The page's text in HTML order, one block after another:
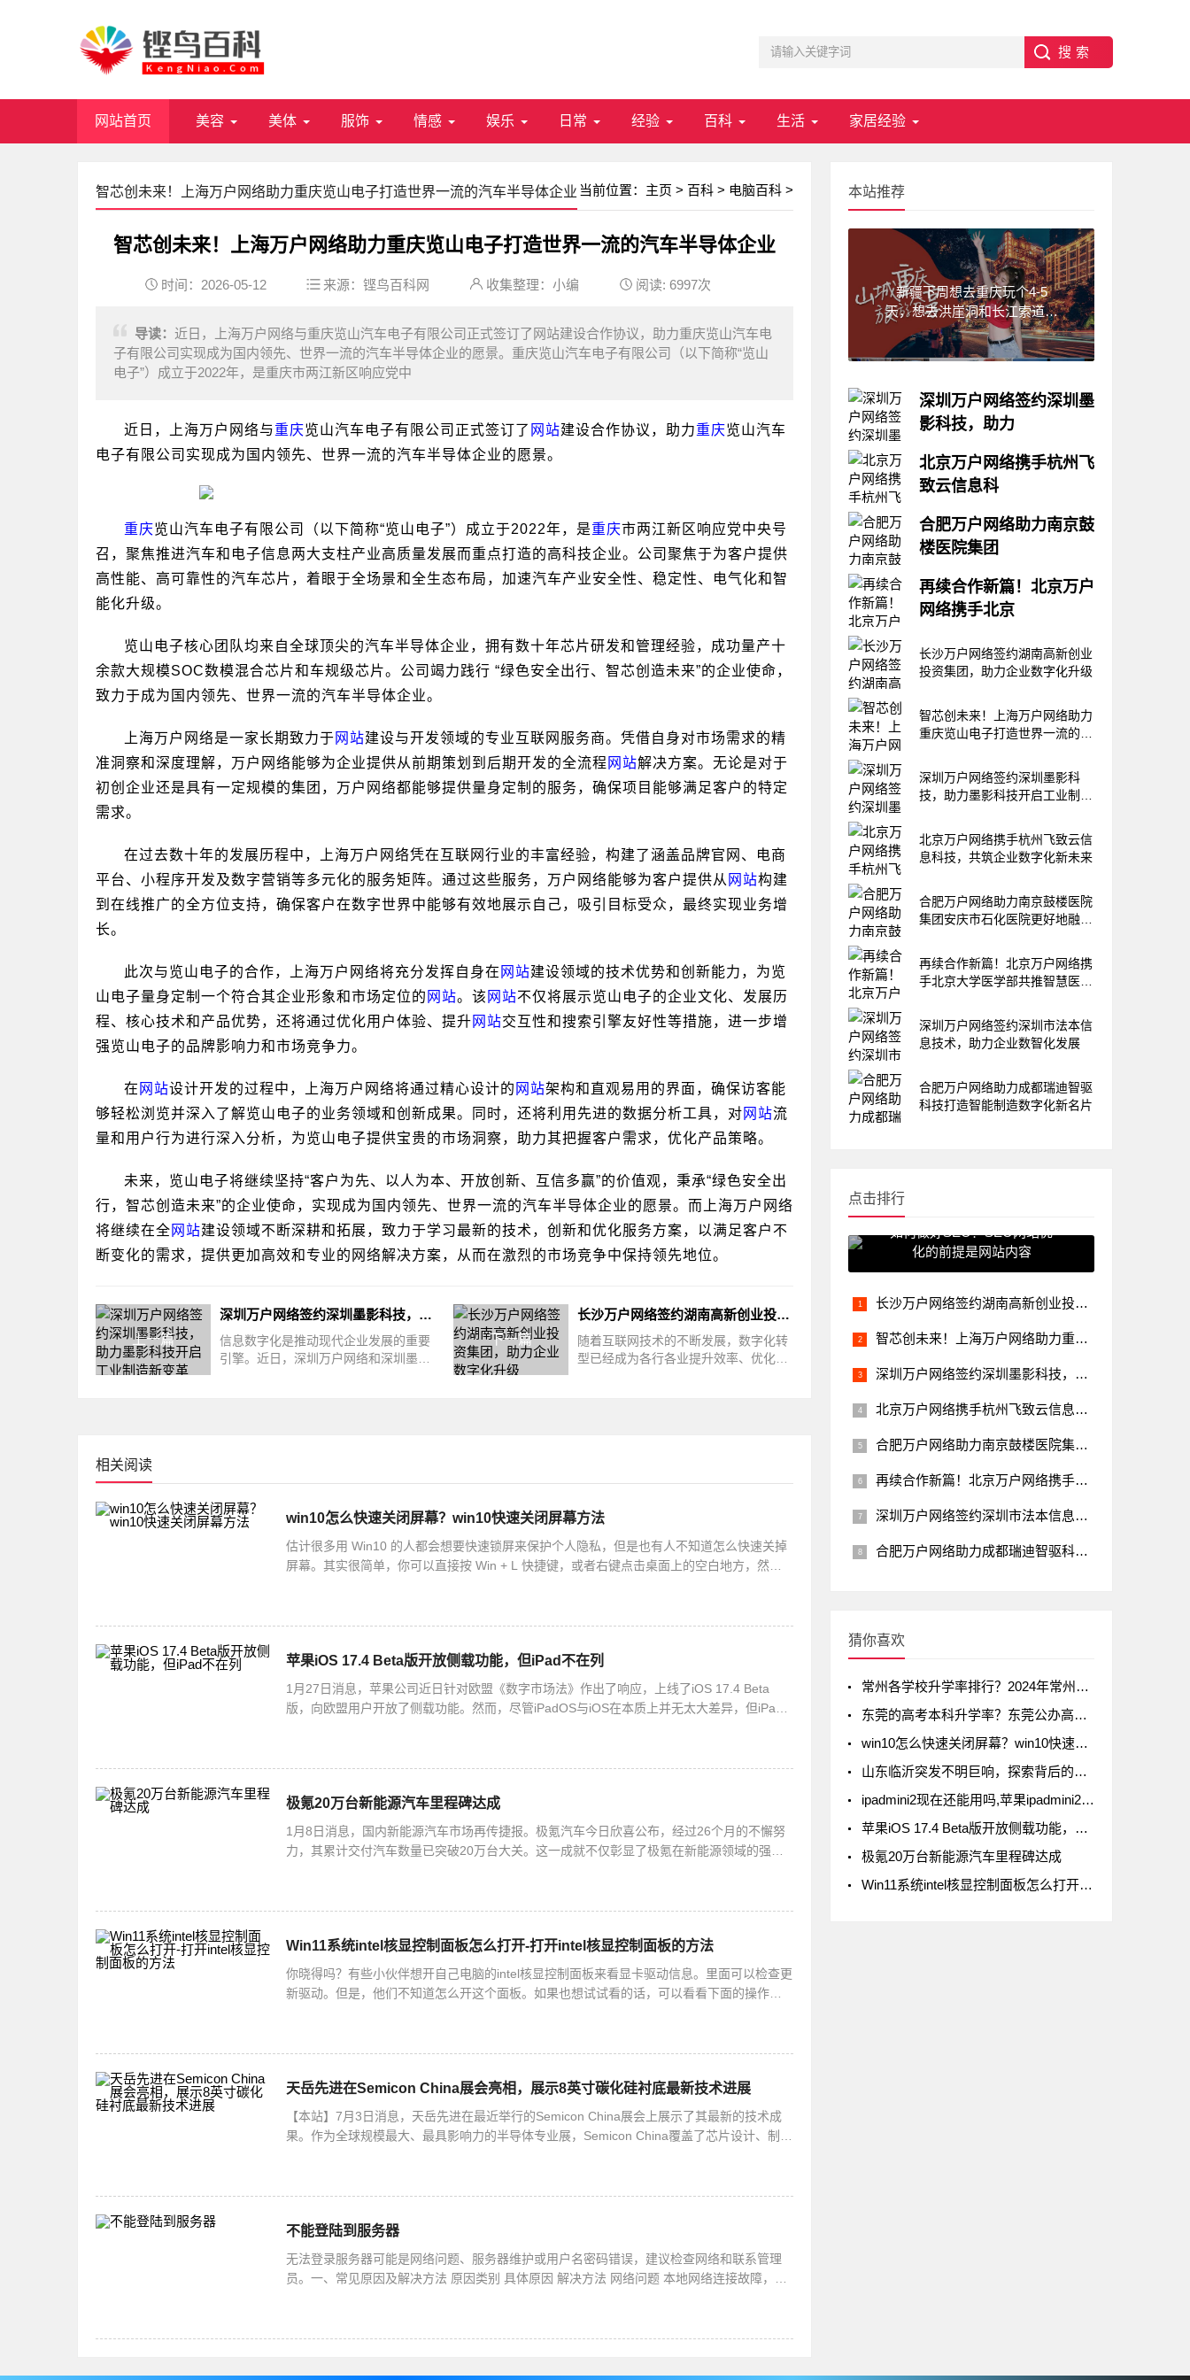
网站首页 美容 美体 服饰 情感 娱乐 日常 经验 百科 生活 家居经验
当前位置： 主页 > 百科 > 电脑百科 >
智芯创未来！上海万户网络助力重庆览山电子打造世界一流的汽车半导体企业
智芯创未来！上海万户网络助力重庆览山电子打造世界一流的汽车半导体企业
时间：2026-05-12 来源： 铿鸟百科网 收集整理：小编 阅读: 6997次
导读： 近日，上海万户网络与重庆览山汽车电子有限公司正式签订了网站建设合作协议，助力重庆览山汽车电
子有限公司实现成为国内领先、世界一流的汽车半导体企业的愿景。重庆览山汽车电子有限公司（以下简称“览山
电子”）成立于2022年，是重庆市两江新区响应党中
近日，上海万户网络与重庆览山汽车电子有限公司正式签订了 网站建设合作协议，助力重庆览山汽车
电子有限公司实现成为国内领先、世界一流的汽车半导体企业的愿景。
重庆览山汽车电子有限公司（以下简称“览山电子”）成立于2022年，是重庆市两江新区响应党中央号
召，聚焦推进汽车和电子信息两大支柱产业高质量发展而重点打造的高科技企业。公司聚焦于为客户提供
高性能、高可靠性的汽车芯片，着眼于全场景和全生态布局，加速汽车产业安全性、稳定性、电气化和智
能化升级。
览山电子核心团队均来自全球顶尖的汽车半导体企业，拥有数十年芯片研发和管理经验，成功量产十
余款大规模SOC数模混合芯片和车规级芯片。公司竭力践行 “绿色安全出行、智芯创造未来”的企业使命，
致力于成为国内领先、世界一流的汽车半导体企业。
上海万户网络是一家长期致力于 网站建设与开发领域的专业互联网服务商。凭借自身对市场需求的精
准洞察和深度理解，万户网络能够为企业提供从前期策划到后期开发的全流程 网站解决方案。无论是对于
初创企业还是具有一定规模的集团，万户网络都能够提供量身定制的服务，确保项目能够满足客户的特定
需求。
在过去数十年的发展历程中，上海万户网络凭在互联网行业的丰富经验，构建了涵盖品牌官网、电商
平台、小程序开发及数字营销等多元化的服务矩阵。通过这些服务，万户网络能够为客户提供从 网站构建
到在线推广的全方位支持，确保客户在数字世界中能够有效地展示自己，吸引目标受众，最终实现业务增
长。
此次与览山电子的合作，上海万户网络将充分发挥自身在 网站建设领域的技术优势和创新能力，为览
山电子量身定制一个符合其企业形象和市场定位的 网站。该 网站不仅将展示览山电子的企业文化、发展历
程、核心技术和产品优势，还将通过优化用户体验、提升 网站交互性和搜索引擎友好性等措施，进一步增
强览山电子的品牌影响力和市场竞争力。
在 网站设计开发的过程中，上海万户网络将通过精心设计的 网站架构和直观易用的界面，确保访客能
够轻松浏览并深入了解览山电子的业务领域和创新成果。同时，还将利用先进的数据分析工具，对 网站流
量和用户行为进行深入分析，为览山电子提供宝贵的市场洞察，助力其把握客户需求，优化产品策略。
未来，览山电子将继续坚持“客户为先、以人为本、开放创新、互信多赢”的价值观，秉承“绿色安全出
行，智芯创造未来”的企业使命，实现成为国内领先、世界一流的汽车半导体企业的愿景。而上海万户网络
将继续在全 网站建设领域不断深耕和拓展，致力于学习最新的技术，创新和优化服务方案，以满足客户不
断变化的需求，提供更加高效和专业的网络解决方案，从而在激烈的市场竞争中保持领先地位。
上一篇
深圳万户网络签约深圳墨影科技，助力墨影科技开启工业制造新变革
信息数字化是推动现代企业发展的重要
引擎。近日，深圳万户网络和深圳墨影
下一篇
长沙万户网络签约湖南高新创业投资集团，助力企业数字化升级
随着互联网技术的不断发展，数字化转
型已经成为各行各业提升效率、优化服
相关阅读
win10怎么快速关闭屏幕？win10快速关闭屏幕方法
估计很多用 Win10 的人都会想要快速锁屏来保护个人隐私，但是也有人不知道怎么快速关掉
屏幕。其实很简单，你可以直接按 Win + L 快捷键，或者右键点击桌面上的空白地方，然后
苹果iOS 17.4 Beta版开放侧载功能，但iPad不在列
1月27日消息，苹果公司近日针对欧盟《数字市场法》作出了响应，上线了iOS 17.4 Beta
版，向欧盟用户开放了侧载功能。然而，尽管iPadOS与iOS在本质上并无太大差异，但iPad
极氪20万台新能源汽车里程碑达成
1月8日消息，国内新能源汽车市场再传捷报。极氪汽车今日欣喜公布，经过26个月的不懈努
力，其累计交付汽车数量已突破20万台大关。这一成就不仅彰显了极氪在新能源领域的强劲
Win11系统intel核显控制面板怎么打开-打开intel核显控制面板的方法
你晓得吗？有些小伙伴想开自己电脑的intel核显控制面板来看显卡驱动信息。里面可以检查更
新驱动。但是，他们不知道怎么开这个面板。如果也想试试看的话，可以看看下面的操作方
天岳先进在Semicon China展会亮相，展示8英寸碳化硅衬底最新技术进展
【本站】7月3日消息，天岳先进在最近举行的Semicon China展会上展示了其最新的技术成
果。作为全球规模最大、最具影响力的半导体专业展，Semicon China覆盖了芯片设计、制
不能登陆到服务器
无法登录服务器可能是网络问题、服务器维护或用户名密码错误，建议检查网络和联系管理
员。一、常见原因及解决方法 原因类别 具体原因 解决方法 网络问题 本地网络连接故障，如
本站推荐
新疆下周想去重庆玩个4-5
天，想去洪崖洞和长江索道，
武隆天坑,求一份重庆旅游攻
略！费用不要太高?
深圳万户网络签约深圳墨
影科技，助力
信息数字化是推动现代企业发展
的重要引擎。近日，深圳万户网
络和深圳墨影科技有限公司正式
深圳墨影科技有限公司成为移动
协作机器人领域的领航者。深圳
墨影科技有限公司（以下简称
“墨影科技”）是一家集机器人研
发、生产、销售、
北京万户网络携手杭州飞
致云信息科
在数字经济蓬勃发展的浪潮下，
企业信息化与数字化已成为推动
产业升级的核心动力。近日，北
技有限公司正式签订了网站建设
战略合作协议。杭州飞致云信息
科技有限公司（以下简称“飞致
先的开源软件
合肥万户网络助力南京鼓
楼医院集团
近日，合肥万户网络与南京鼓楼
医院集团安庆市石化医院签订了
网站建设合作协议，助力其更好
争力。南京鼓楼医院集团安庆市
石化医院（以下简称“安庆市石
化医院”）前身是安庆石油化工
2004年首次
再续合作新篇！北京万户
网络携手北京
医学部再次签订了合作协议。此
次合作的核心内容是为北京大学
务，共同推进智慧医疗服务再升
级。北京大学医学部（以下简称
“北大医学”）地处北京市海淀
立北京医学专门学
长沙万户网络签约湖南高新创业
投资集团，助力企业数字化升级
智芯创未来！上海万户网络助力
重庆览山电子打造世界一流的汽
深圳万户网络签约深圳墨影科
技，助力墨影科技开启工业制造
北京万户网络携手杭州飞致云信
息科技，共筑企业数字化新未来
合肥万户网络助力南京鼓楼医院
集团安庆市石化医院更好地融入
再续合作新篇！北京万户网络携
手北京大学医学部共推智慧医疗
深圳万户网络签约深圳市法本信
息技术，助力企业数智化发展
合肥万户网络助力成都瑞迪智驱
科技打造智能制造数字化新名片
点击排行
如何做好SEO？SEO网站优
化的前提是网站内容
长沙万户网络签约湖南高新创业投资集团，助力企业数字化升级
智芯创未来！上海万户网络助力重庆览山电子打造世界一流的汽车半导体企业
深圳万户网络签约深圳墨影科技，助力墨影科技开启工业制造新变革
北京万户网络携手杭州飞致云信息科技，共筑企业数字化新未来
合肥万户网络助力南京鼓楼医院集团安庆市石化医院更好地融入数字化市场
再续合作新篇！北京万户网络携手北京大学医学部共推智慧医疗升级
深圳万户网络签约深圳市法本信息技术，助力企业数智化发展
合肥万户网络助力成都瑞迪智驱科技打造智能制造数字化新名片
猜你喜欢
常州各学校升学率排行？2024年常州初中升学率排名
东莞的高考本科升学率？东莞公办高中录取率有多少
win10怎么快速关闭屏幕？win10快速关闭屏幕方法
山东临沂突发不明巨响，探索背后的真相
ipadmini2现在还能用吗,苹果ipadmini2现在还能用吗
苹果iOS 17.4 Beta版开放侧载功能，但iPad不在列
极氪20万台新能源汽车里程碑达成
Win11系统intel核显控制面板怎么打开-打开intel核显控制面板的方法